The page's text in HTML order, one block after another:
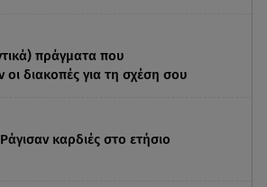
πράγματα που
διακοπές για τη σχέση σου
καρδιές στο ετήσιο